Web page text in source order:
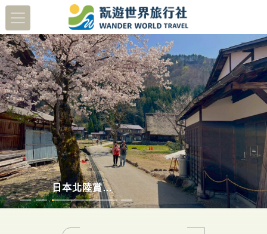
蔬醒南島 多彩德瑞 日本北陸賞櫻8日